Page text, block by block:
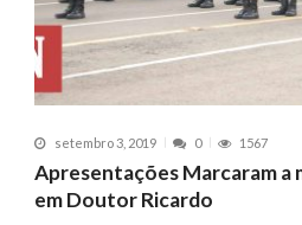
setembro 3, 2019 0 1567
Apresentações Marcaram a
em Doutor Ricardo